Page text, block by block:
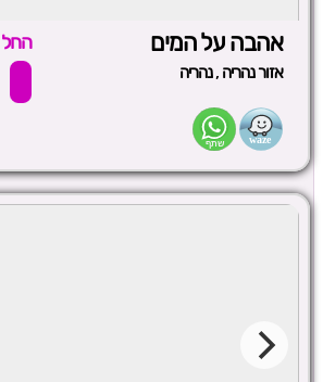
אהבה על המים החל
אזור נהריה ,נהריה